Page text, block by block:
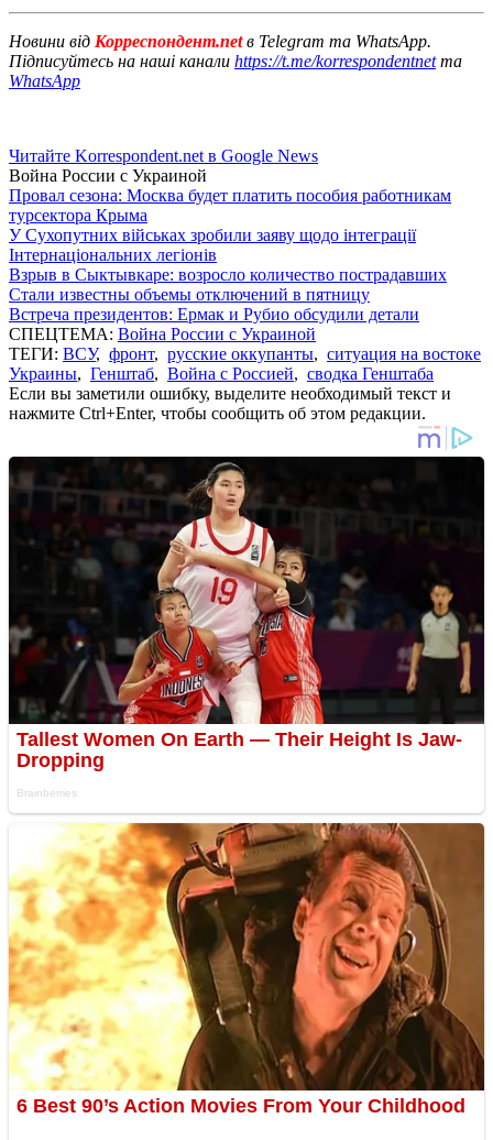
Новини від Корреспондент.netв Telegram та WhatsApp.
Підписуйтесь на наші канали https://t.me/korrespondentnetта
WhatsApp
Читайте Korrespondent.net в Google News
Война России с Украиной
Провал сезона: Москва будет платить пособия работникам
турсектора Крыма
У Сухопутних військах зробили заяву щодо інтеграції
Інтернаціональних легіонів
Взрыв в Сыктывкаре: возросло количество пострадавших
Стали известны объемы отключений в пятницу
Встреча президентов: Ермак и Рубио обсудили детали
СПЕЦТЕМА: Война России с Украиной
ТЕГИ: ВСУ, фронт, русские оккупанты, ситуация на востоке
Украины, Генштаб, Война с Россией, сводка Генштаба
Если вы заметили ошибку, выделите необходимый текст и
нажмите Ctrl+Enter, чтобы сообщить об этом редакции.